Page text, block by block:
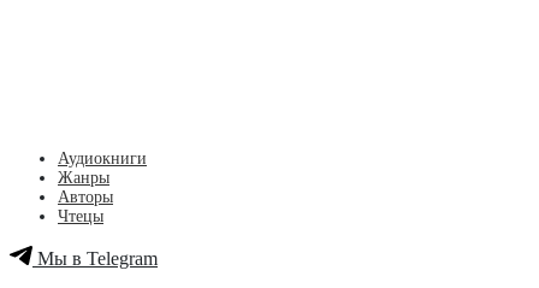
Аудиокниги
Жанры
Авторы
Чтецы
Мы в Telegram